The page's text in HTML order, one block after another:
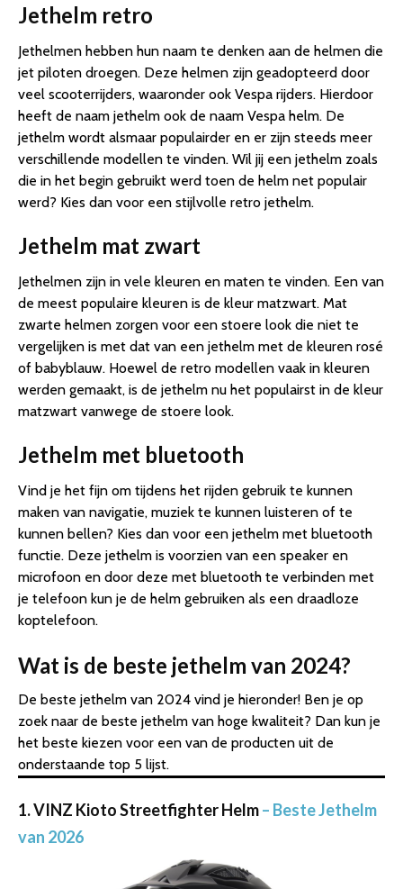
Jethelm retro
Jethelmen hebben hun naam te denken aan de helmen die
jet piloten droegen. Deze helmen zijn geadopteerd door
veel scooterrijders, waaronder ook Vespa rijders. Hierdoor
heeft de naam jethelm ook de naam Vespa helm. De
jethelm wordt alsmaar populairder en er zijn steeds meer
verschillende modellen te vinden. Wil jij een jethelm zoals
die in het begin gebruikt werd toen de helm net populair
werd? Kies dan voor een stijlvolle retro jethelm.
Jethelm mat zwart
Jethelmen zijn in vele kleuren en maten te vinden. Een van
de meest populaire kleuren is de kleur matzwart. Mat
zwarte helmen zorgen voor een stoere look die niet te
vergelijken is met dat van een jethelm met de kleuren rosé
of babyblauw. Hoewel de retro modellen vaak in kleuren
werden gemaakt, is de jethelm nu het populairst in de kleur
matzwart vanwege de stoere look.
Jethelm met bluetooth
Vind je het fijn om tijdens het rijden gebruik te kunnen
maken van navigatie, muziek te kunnen luisteren of te
kunnen bellen? Kies dan voor een jethelm met bluetooth
functie. Deze jethelm is voorzien van een speaker en
microfoon en door deze met bluetooth te verbinden met
je telefoon kun je de helm gebruiken als een draadloze
koptelefoon.
Wat is de beste jethelm van 2024?
De beste jethelm van 2024 vind je hieronder! Ben je op
zoek naar de beste jethelm van hoge kwaliteit? Dan kun je
het beste kiezen voor een van de producten uit de
onderstaande top 5 lijst.
1. VINZ Kioto Streetfighter Helm– Beste Jethelm
van 2026